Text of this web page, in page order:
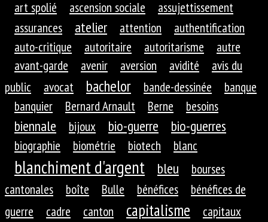
art spolié ascension sociale
assujettissement
assurances
atelier attention
authentification
auto-critique
autoritaire autoritarisme
autre
avant-garde
avenir aversion avidité
avis du
public
avocat bachelor bande-dessinée
banque
banquier
Bernard Arnault Berne besoins
biennale bijoux bio-guerre bio-guerres
biographie biométrie biotech blanc
blanchiment d'argent bleu
bourses
cantonales
boîte Bulle bénéfices
bénéfices de
guerre
cadre canton capitalisme
capitaux